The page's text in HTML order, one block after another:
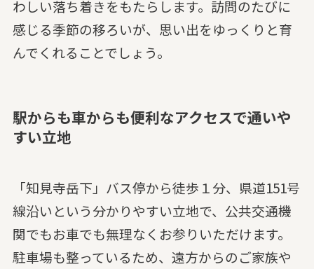
わしい落ち着きをもたらします。訪問のたびに
感じる季節の移ろいが、思い出をゆっくりと育
んでくれることでしょう。
駅からも車からも便利なアクセスで通いや
すい立地
「知見寺岳下」バス停から徒歩１分、県道151号
線沿いという分かりやすい立地で、公共交通機
関でもお車でも無理なくお参りいただけます。
駐車場も整っているため、遠方からのご家族や